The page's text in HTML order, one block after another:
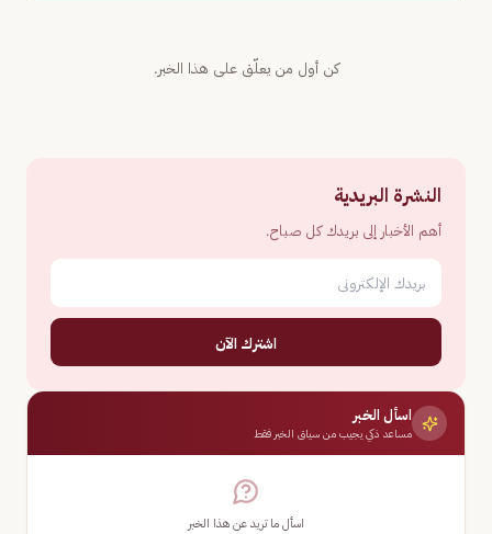
كن أول من يعلّق على هذا الخبر.
النشرة البريدية
أهم الأخبار إلى بريدك كل صباح.
اشترك الآن
اسأل الخبر
مساعد ذكي يجيب من سياق الخبر فقط
اسأل ما تريد عن هذا الخبر